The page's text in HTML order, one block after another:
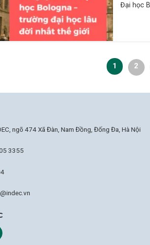
Đại học
1 2
ngõ 474 Xã Đàn, Nam Đồng, Đống Đa, Hà Nội
3355